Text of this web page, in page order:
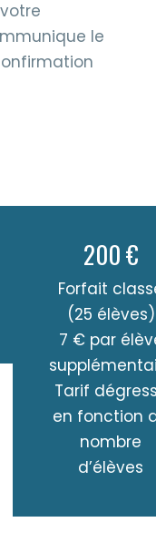
le
200 €
Forfait
(25 élèves)
7 € par
Tarif
en fonction
nombre
d’élèves